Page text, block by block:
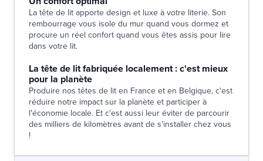
La tête de lit apporte design et luxe à votre literie. Son
rembourrage vous isole du mur quand vous dormez et
procure un réel confort quand vous êtes assis pour lire
dans votre lit.
La tête de lit fabriquée localement : c'est mieux
pour la planète
Produire nos têtes de lit en France et en Belgique, c'est
réduire notre impact sur la planète et participer à
l'économie locale. Et c'est aussi leur éviter de parcourir
des milliers de kilomètres avant de s'installer chez vous
!